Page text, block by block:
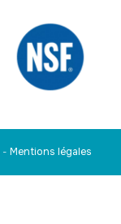
- Mentions légales